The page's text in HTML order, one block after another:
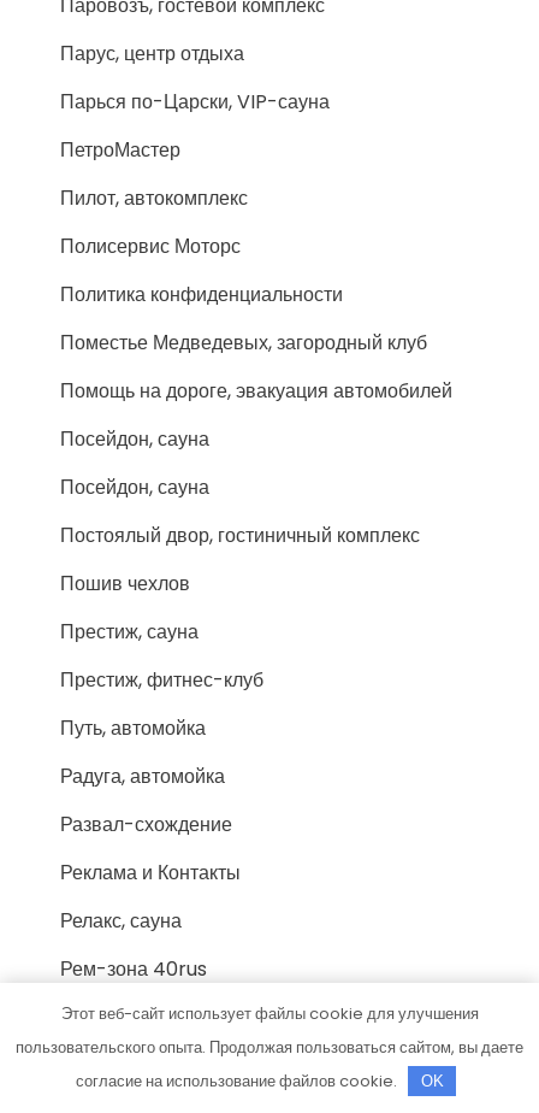
Парус, центр отдыха
Парься по-Царски, VIP-сауна
ПетроМастер
Пилот, автокомплекс
Полисервис Моторс
Политика конфиденциальности
Поместье Медведевых, загородный клуб
Помощь на дороге, эвакуация автомобилей
Посейдон, сауна
Посейдон, сауна
Постоялый двор, гостиничный комплекс
Пошив чехлов
Престиж, сауна
Престиж, фитнес-клуб
Путь, автомойка
Радуга, автомойка
Развал-схождение
Реклама и Контакты
Релакс, сауна
Рем-зона 40rus
Ремонт и обслуживание легковых
автомобилей
РефСервис
Этот веб-сайт использует файлы cookie для улучшения
пользовательского опыта. Продолжая пользоваться сайтом, вы даете
согласие на использование файлов cookie.
OK